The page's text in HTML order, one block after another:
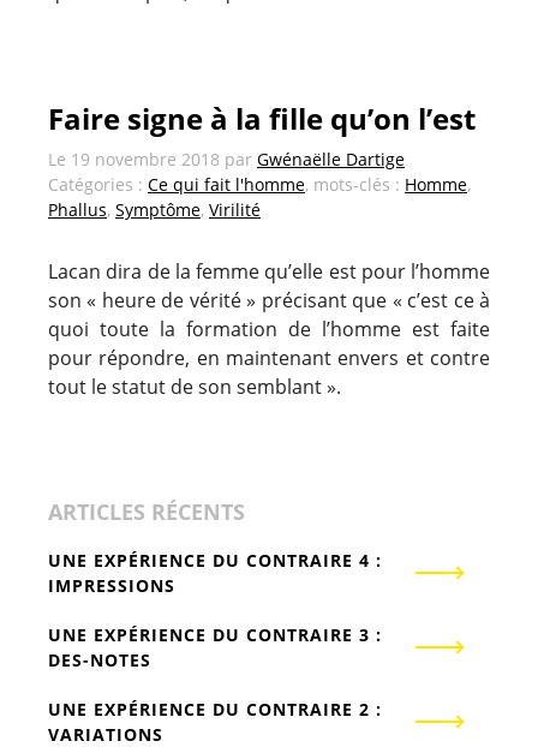
Faire signe à la fille qu’on l’est
Le 19 novembre 2018 par Gwénaëlle Dartige
Catégories : Ce qui fait l'homme, mots-clés : Homme,
Phallus, Symptôme, Virilité
Lacan dira de la femme qu’elle est pour l’homme
son « heure de vérité » précisant que « c’est ce à
quoi toute la formation de l’homme est faite
pour répondre, en maintenant envers et contre
tout le statut de son semblant ».
ARTICLES RÉCENTS
UNE EXPÉRIENCE DU CONTRAIRE 4 :
IMPRESSIONS
UNE EXPÉRIENCE DU CONTRAIRE 3 :
DES-NOTES
UNE EXPÉRIENCE DU CONTRAIRE 2 :
VARIATIONS